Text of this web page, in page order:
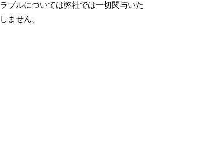
ラブルについては弊社では一切関与いた
しません。